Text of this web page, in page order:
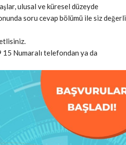
ulusal ve küresel düzeyde
soru cevap bölümü ile siz değerli
Numaralı telefondan ya da